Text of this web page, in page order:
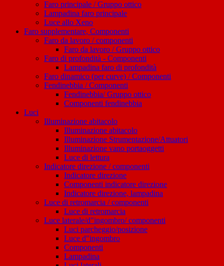
Faro principale / Gruppo ottico
Lampadina faro principale
Luce allo Xeno
Faro supplementare, Componenti
Faro da lavoro / componenti
Faro da lavoro / Gruppo ottico
Faro di profondità - Componenti
Lampadina faro di profondità
Faro dinamico (per curve) / Componenti
Fendinebbia / Componenti
Fendinebbia/ Gruppo ottico
Componenti fendinebbia
Luci
Illuminazione abitacolo
Illuminazione abitacolo
Illuminazione Strumentazione/Attuatori
Illuminazione vano portaoggetti
Luce di lettura
Indicatore direzione / componenti
Indicatore direzione
Componenti indicatore direzione
Indicatore direzione, lampadina
Luce di retromarcia / componenti
Luce di retromarcia
Luce laterale/d"ingombro/ componenti
Luci parcheggio/posizione
Luce d"ingombro
Componenti
Lampadina